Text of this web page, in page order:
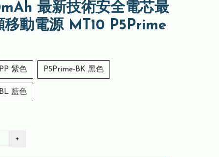
最新技術安全電芯最
移動電源 MT10 P5Prime
紫色 P5Prime-BK 黑色
藍色
+